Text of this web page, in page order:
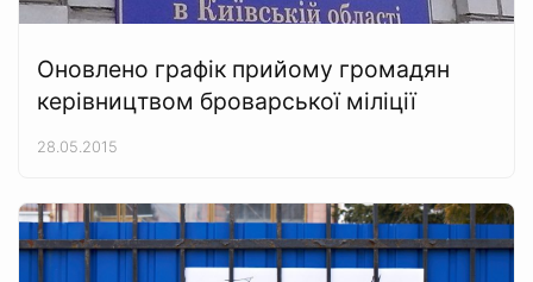
Оновлено графік прийому громадян
керівництвом броварської міліції
28.05.2015